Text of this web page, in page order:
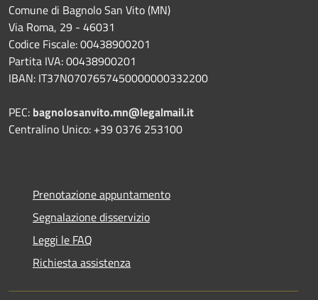
Comune di Bagnolo San Vito (MN)
Via Roma, 29 - 46031
Codice Fiscale: 00438900201
Partita IVA: 00438900201
IBAN: IT37N0707657450000000332200
PEC: bagnolosanvito.mn@legalmail.it
Centralino Unico: +39 0376 253100
Prenotazione appuntamento
Segnalazione disservizio
Leggi le FAQ
Richiesta assistenza